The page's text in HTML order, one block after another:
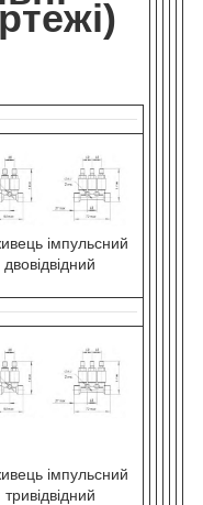
імпульсний
двовідвідний
імпульсний
тривідвідний